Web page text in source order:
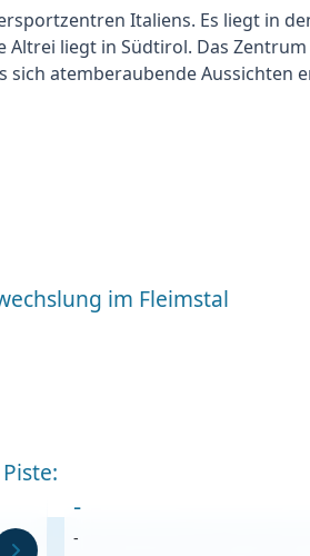
Italiens. Es liegt in
liegt in Südtirol. Das
atemberaubende Aussichten
im Fleimstal
-
-